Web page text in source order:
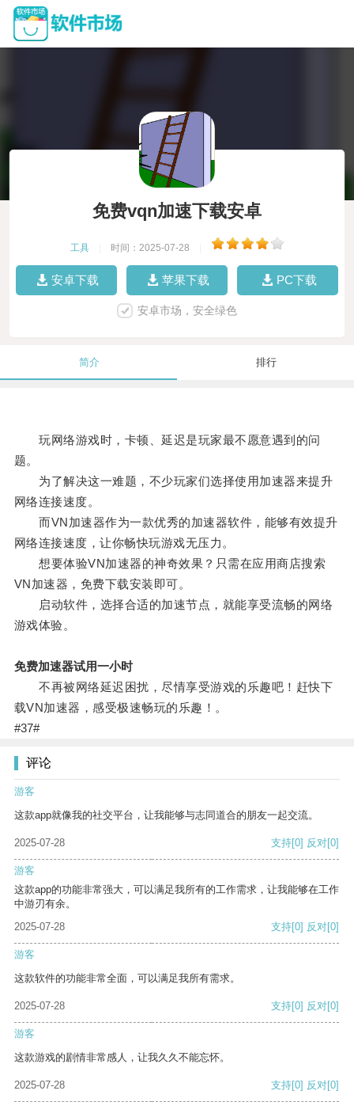
免费vqn加速下载安卓
工具 时间：2025-07-28
安卓下载 苹果下载 PC下载
安卓市场，安全绿色
简介 排行
玩网络游戏时，卡顿、延迟是玩家最不愿意遇到的问
题。
为了解决这一难题，不少玩家们选择使用加速器来提升
网络连接速度。
而VN加速器作为一款优秀的加速器软件，能够有效提升
网络连接速度，让你畅快玩游戏无压力。
想要体验VN加速器的神奇效果？只需在应用商店搜索
VN加速器，免费下载安装即可。
启动软件，选择合适的加速节点，就能享受流畅的网络
游戏体验。
免费加速器试用一小时
不再被网络延迟困扰，尽情享受游戏的乐趣吧！赶快下
载VN加速器，感受极速畅玩的乐趣！。
#37#
评论
游客
这款app就像我的社交平台，让我能够与志同道合的朋友一起交流。
2025-07-28 支持[0] 反对[0]
游客
这款app的功能非常强大，可以满足我所有的工作需求，让我能够在工作
中游刃有余。
2025-07-28
支持[0] 反对[0]
游客
这款软件的功能非常全面，可以满足我所有需求。
2025-07-28 支持[0] 反对[0]
游客
这款游戏的剧情非常感人，让我久久不能忘怀。
2025-07-28 支持[0] 反对[0]